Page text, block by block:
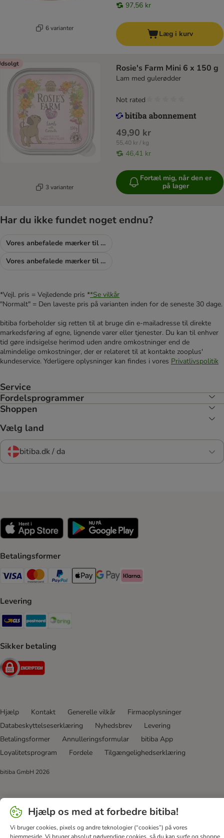
6 varianter
97,56 kr
Læg i kurv
3 varianter
Rosie's Farm Mini 6 x 150 g
Lam med gulerødder
49,90 kr
55,40 kr / kg
46,41 kr
Not rated
Fortæl mig, når den er
på lager
Har du ikke fundet noget endnu?
Vores anbefalede mærker til hunde
Vores anbefalede mærker til katte
*Vejl. pris = Vejledende pris **Se vilkår
"Normalt" = Den laveste pris på varianten inden for de seneste 30 dage.
bitiba forbeholder sig retten til at bruge din e-mailadresse til direkte
markedsføring af egne, lignende varer eller tjenester. Du kan til enhver
tid gøre indsigelse herimod uden andre omkostninger end de
almindelige omkostninger, der er relateret til at kontakte zooplus'
kundeservice. Yderligere oplysninger kan findes i vores Privatlivspolitik
Service
Fordelsprogrammer
Shoppen
Vælg land
bitiba.dk / da
Betalingsformer
VISA Payment Method
Mastercard Payment Method
Paypal Payment Method
Apple Pay Payment Method
Google Pay Payment Method
Klarna Payment Method
Levering
GLS Shipping Method
Postnord Shipping Method
Sikker betaling
Security
Hjælp Kontakt Generelle vilkår
Firmaoplysninger
Databeskyttelseserklæring
Nyhedsbrev
Levering
Betalingsformer
Annulleringsformular
bitiba App
Loyalitetsprogram
Fordele Tilgængelighedserklæring
bitiba GmbH 2026
Hjælp os med at forbedre bitiba!
Vi bruger cookies, pixels og andre teknologier (“cookies”) på vores